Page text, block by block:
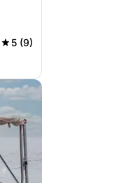
5 (9)